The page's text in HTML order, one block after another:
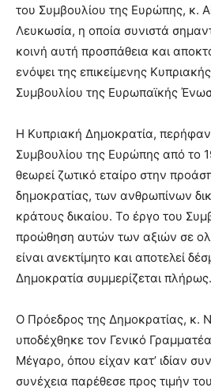
του Συμβουλίου της Ευρώπης, κ.
Λευκωσία, η οποία συνιστά
κοινή αυτή προσπάθεια και
ενόψει της επικείμενης
Συμβουλίου της Ευρωπαϊκής
Η Κυπριακή Δημοκρατία,
Συμβουλίου της Ευρώπης από το
θεωρεί ζωτικό εταίρο στην
δημοκρατίας, των ανθρωπίνων
κράτους δικαίου. Το έργο του
προώθηση αυτών των αξιών σε
είναι ανεκτίμητο και αποτελεί
Δημοκρατία συμμερίζεται πλήρως.
Ο Πρόεδρος της Δημοκρατίας, κ.
υποδέχθηκε τον Γενικό
Μέγαρο, όπου είχαν κατ’ ιδίαν
συνέχεια παρέθεσε προς τιμήν